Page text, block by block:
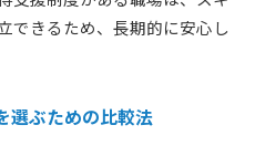
できるため、長期的に安心し
選ぶための比較法